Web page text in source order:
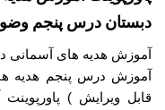
دبستان درس پنجم
آموزش هدیه های آسمانی
آموزش درس پنجم هدیه
قابل ویرایش )